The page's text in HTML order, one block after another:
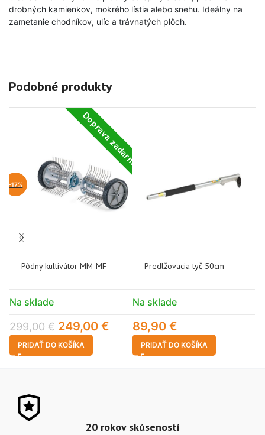
drobných kamienkov, mokrého lístia alebo snehu. Ideálny na
zametanie chodníkov, ulíc a trávnatých plôch.
Podobné produkty
Doprava zadarmo
-17%
Pôdny kultivátor MM-MF
Na sklade
299,00€ 249,00 €
PRIDAŤ DO KOŠÍKA
Predlžovacia tyč 50cm
Na sklade
89,90 €
PRIDAŤ DO KOŠÍKA
20 rokov skúseností